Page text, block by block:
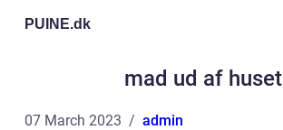
PUINE.dk
mad ud af huset
07 March 2023 admin